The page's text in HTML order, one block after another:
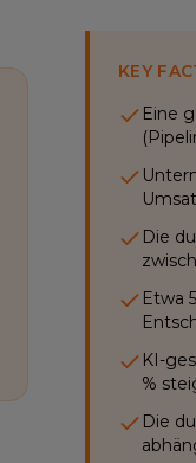
KEY
Eine
Die
Etwa
KI-
%
Die